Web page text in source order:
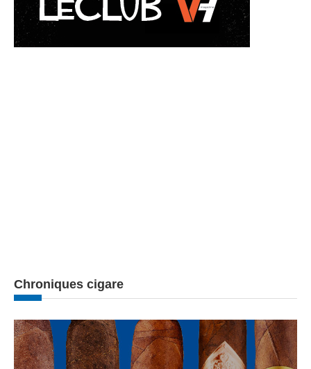
Chroniques cigare